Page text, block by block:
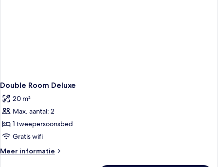
Double Room Deluxe
20 m²
Max. aantal: 2
1 tweepersoonsbed
Gratis wifi
Meer informatie
Meer